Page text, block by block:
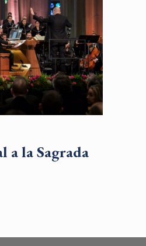
a la Sagrada